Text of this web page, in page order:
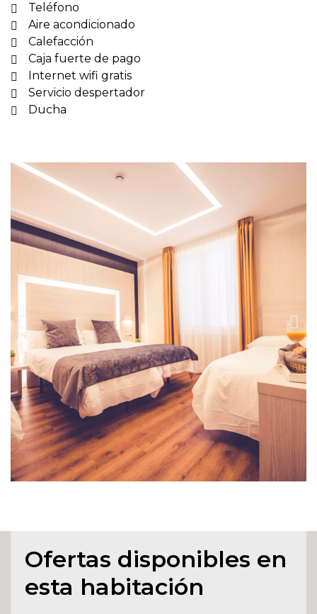
Teléfono
Aire acondicionado
Calefacción
Caja fuerte de pago
Internet wifi gratis
Servicio despertador
Ducha
Ofertas disponibles en
esta habitación